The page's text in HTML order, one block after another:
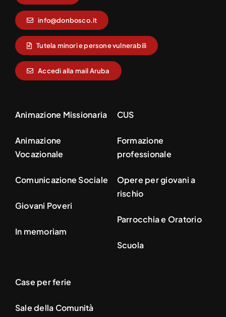
info@donbosco.it
Tutela minori e persone vulnerabili
Accedi alla mail Aruba
Animazione Missionaria
Animazione
Vocazionale
Comunicazione Sociale
Giovani Poveri
In memoriam
CUS
Formazione
professionale
Opere per giovani a
rischio
Parrocchia e Oratorio
Scuola
Case per ferie
Sale della Comunità